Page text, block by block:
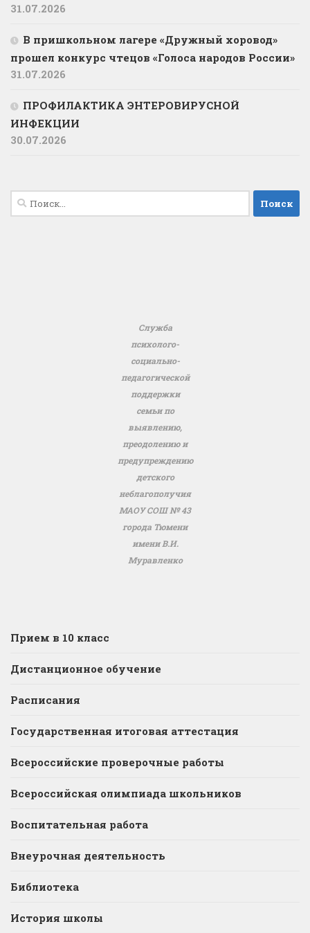
31.07.2026
В пришкольном лагере «Дружный хоровод»
прошел конкурс чтецов «Голоса народов России»
31.07.2026
ПРОФИЛАКТИКА ЭНТЕРОВИРУСНОЙ
ИНФЕКЦИИ
30.07.2026
Найти:
Служба
психолого-
социально-
педагогической
поддержки
семьи по
выявлению,
преодолению и
предупреждению
детского
неблагополучия
МАОУ СОШ № 43
города Тюмени
имени В.И.
Муравленко
Прием в 10 класс
Дистанционное обучение
Расписания
Государственная итоговая аттестация
Всероссийские проверочные работы
Всероссийская олимпиада школьников
Воспитательная работа
Внеурочная деятельность
Библиотека
История школы